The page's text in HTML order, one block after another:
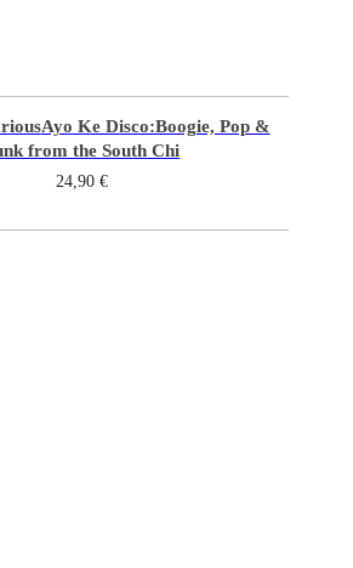
Ayo Ke Disco:Boogie, Pop &
from the South Chi
24,90 €